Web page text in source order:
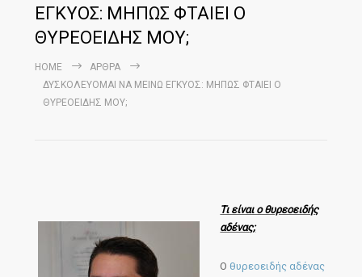
ΕΓΚΥΟΣ: ΜΗΠΩΣ ΦΤΑΙΕΙ Ο
ΘΥΡΕΟΕΙΔΗΣ ΜΟΥ;
HOME
ΆΡΘΡΑ
ΔΥΣΚΟΛΕΥΟΜΑΙ ΝΑ ΜΕΙΝΩ ΕΓΚΥΟΣ: ΜΗΠΩΣ ΦΤΑΙΕΙ Ο
ΘΥΡΕΟΕΙΔΗΣ ΜΟΥ;
Τι είναι ο θυρεοειδής
αδένας;
Οθυρεοειδής αδένας